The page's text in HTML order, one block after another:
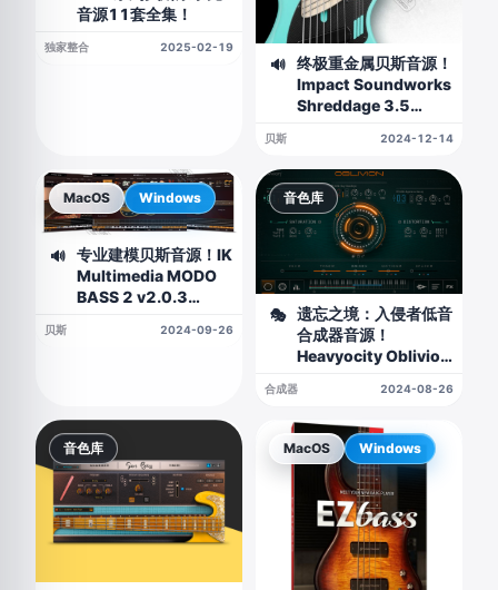
音源11套全集！
独家整合 2025-02-19
🔊
终极重金属贝斯音源！
Impact Soundworks
Shreddage 3.5
贝斯 2024-12-14
🔊
专业建模贝斯音源！IK
Multimedia MODO
BASS 2 v2.0.3
贝斯 2024-09-26
MacOS Windows
🎭 遗忘之境：入侵者低音
合成器音源！
Heavyocity Oblivion
Designer KONTAKT
合成器 2024-08-26
音色库
音色库 MacOS Windows